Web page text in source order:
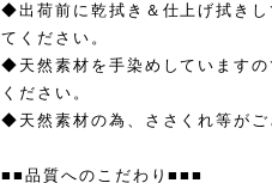
◆出荷前に乾拭き＆仕上げ拭きし
てください。
◆天然素材を手染めしています
ください。
◆天然素材の為、ささくれ等がご
■■品質へのこだわり■■■